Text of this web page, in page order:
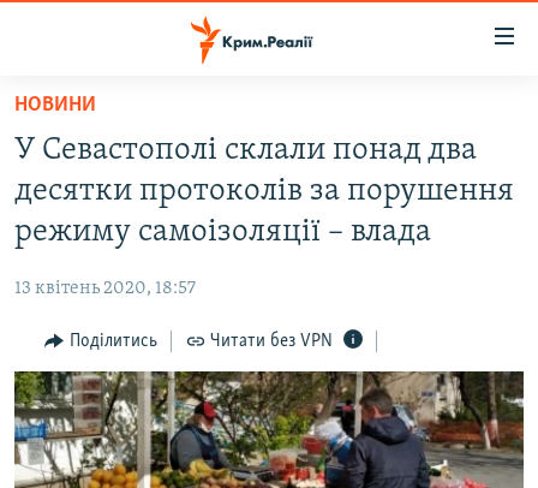
Перейти
основного
матеріалу
до
основної
Перейти
до
пошуку
ВІДЕО ТА ФОТО
БЛОГИ
ПОГЛЯД
ІНТЕРВ'Ю
ВСЕ ЗА ДЕНЬ
СПЕЦПРОЕКТИ
НОВИНИ
У Севастополі склали понад два
десятки протоколів за порушення
режиму самоізоляції – влада
13 квітень 2020, 18:57
Поділитись Читати без VPN